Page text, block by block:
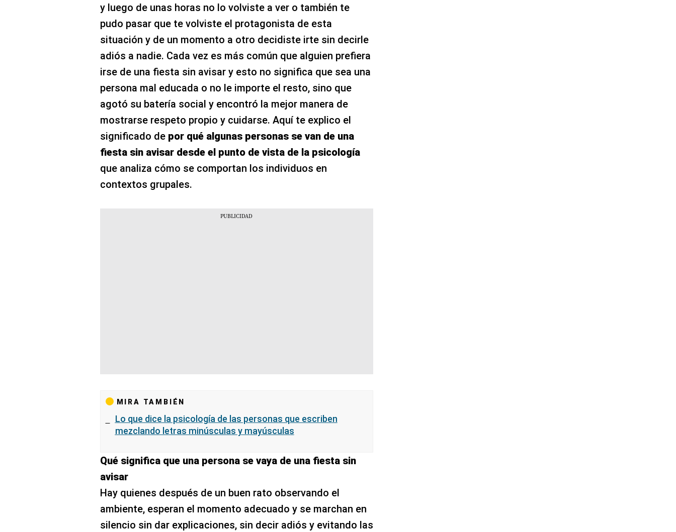
y luego de unas horas no lo volviste a ver o también te
pudo pasar que te volviste el protagonista de esta
situación y de un momento a otro decidiste irte sin decirle
adiós a nadie. Cada vez es más común que alguien prefiera
irse de una fiesta sin avisar y esto no significa que sea una
persona mal educada o no le importe el resto, sino que
agotó su batería social y encontró la mejor manera de
mostrarse respeto propio y cuidarse. Aquí te explico el
significado de por qué algunas personas se van de una
fiesta sin avisar desde el punto de vista de la psicología
que analiza cómo se comportan los individuos en
contextos grupales.
MIRA TAMBIÉN
Lo que dice la psicología de las personas que escriben
mezclando letras minúsculas y mayúsculas
Qué significa que una persona se vaya de una fiesta sin
avisar
Hay quienes después de un buen rato observando el
ambiente, esperan el momento adecuado y se marchan en
silencio sin dar explicaciones, sin decir adiós y evitando las